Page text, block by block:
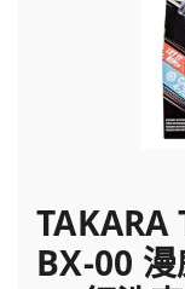
TAKARA
BX-00